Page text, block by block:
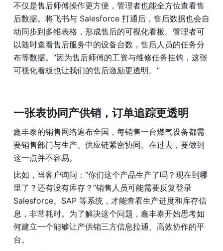
不仅是售后师傅操作更方便，管理者也能全方位查看售
后数据。将飞书与 Salesforce 打通后，售后数据也会自
动同步到多维表格，形成售后的可视化看板。管理者可
以随时查看售后服务中的设备台数，售后人员的任务分
布等数据。“因为售后师傅的工资与维修任务挂钩，这张
可视化看板也让我们的售后激励更透明。”
一张表协同产供销，订单追踪更透明
鑫丰泰的销售网络遍布全国，每销售一台燃气设备都需
要销售部门与生产、供应链紧密协同。在过去，要做到
这一点并不容易。
比如，当客户询问：“你们这个产品生产了吗？现在到哪
里了？还有没有库存？”销售人员可能需要反复登录
Salesforce、SAP 等系统，才能查看生产进度和库存信
息，非常耗时。为了解决这个问题，鑫丰泰开始思考如
何建立一个能够让产供销三方信息拉通、高效协作的平
台。